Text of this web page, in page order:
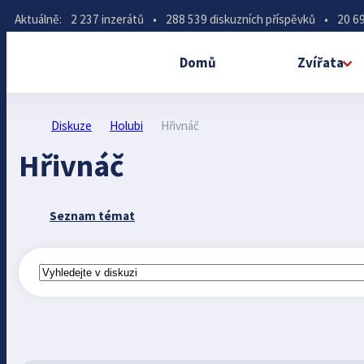
Aktuálně: 2 237 inzerátů • 288 539 diskuzních příspěvků • 20
Domů Zvířata
Diskuze Holubi Hřivnáč
Hřivnáč
Seznam témat